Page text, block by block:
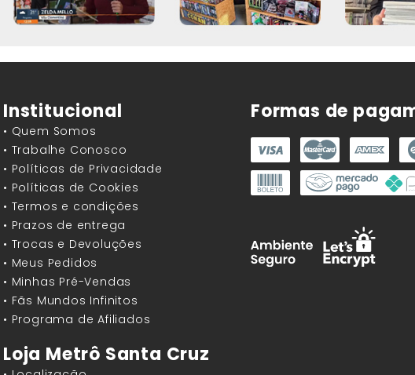
Institucional
• Quem Somos
• Trabalhe Conosco
• Políticas de Privacidade
• Políticas de Cookies
• Termos e condições
• Prazos de entrega
• Trocas e Devoluções
• Meus Pedidos
• Minhas Pré-Vendas
• Fãs Mundos Infinitos
• Programa de Afiliados
Loja Metrô Santa Cruz
Formas de